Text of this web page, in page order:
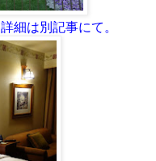
詳細は別記事にて。